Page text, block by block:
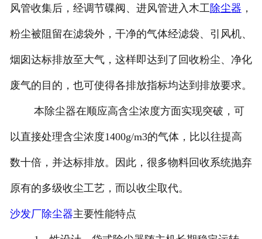
风管收集后，经调节碟阀、进风管进入木工 除尘器 ，
粉尘被阻留在滤袋外，干净的气体经滤袋、引风机、
烟囱达标排放至大气，这样即达到了回收粉尘、净化
废气的目的，也可使得各排放指标均达到排放要求。
本除尘器在顺应高含尘浓度方面实现突破，可
以直接处理含尘浓度1400g/m3的气体，比以往提高
数十倍，并达标排放。因此，很多物料回收系统抛弃
原有的多级收尘工艺，而以收尘取代。
沙发厂除尘器主要性能特点